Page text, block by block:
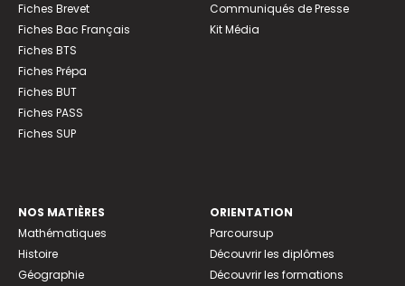
Fiches Brevet
Fiches Bac Français
Fiches BTS
Fiches Prépa
Fiches BUT
Fiches PASS
Fiches SUP
Communiqués de Presse
Kit Média
NOS MATIÈRES
Mathématiques
Histoire
Géographie
ORIENTATION
Parcoursup
Découvrir les diplômes
Découvrir les formations